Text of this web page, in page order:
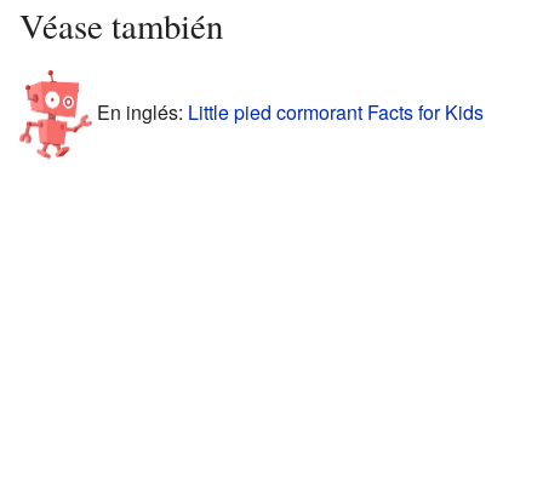
Véase también
En inglés: Little pied cormorant Facts for Kids